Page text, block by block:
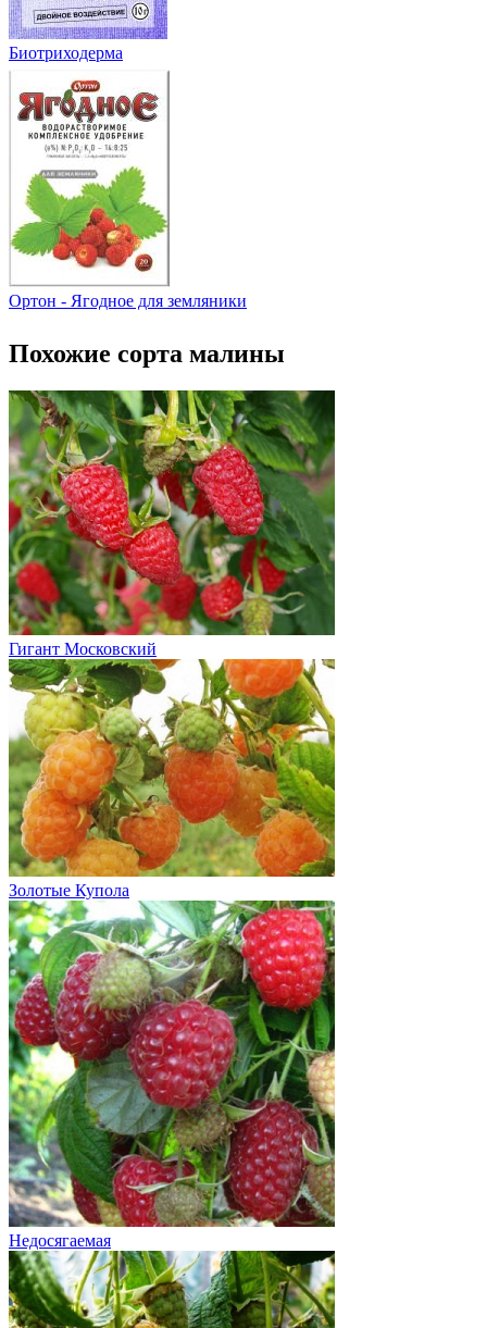
Биотриходерма
Ортон - Ягодное для земляники
Похожие сорта малины
Гигант Московский
Золотые Купола
Недосягаемая